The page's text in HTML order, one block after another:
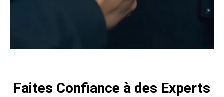
Faites Confiance à des Experts